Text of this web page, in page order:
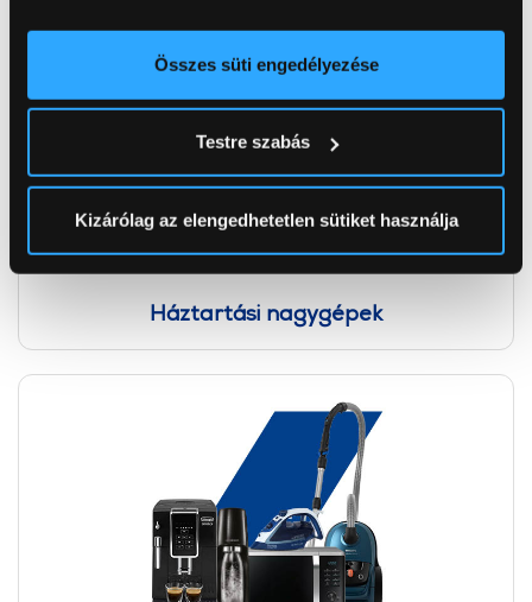
elhelyezkedéséről pár méteres pontossággal
Az Ön készülékén beazonosítása annak konkrét
módjairól és adja meg preferenciáit aRészletek
pontban. Bármikor módosíthatja vagy visszavonhatja a
Sütinyilatkozathoz való hozzájárulását.
cookie-k személyazonosítására nem alkalmasak,
szolgáltatásaink biztosításához szükségesek. Az oldal
használatával Ön elfogadja a cookie-k használatát.
ésAdatvédelem
Összes süti engedélyezése
Testre szabás
Kizárólag az elengedhetetlen sütiket használja
Háztartási nagygépek